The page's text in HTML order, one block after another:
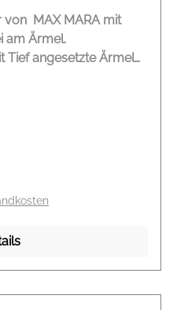
von MAX MARA mit
am Ärmel.
Tief angesetzte Ärmel